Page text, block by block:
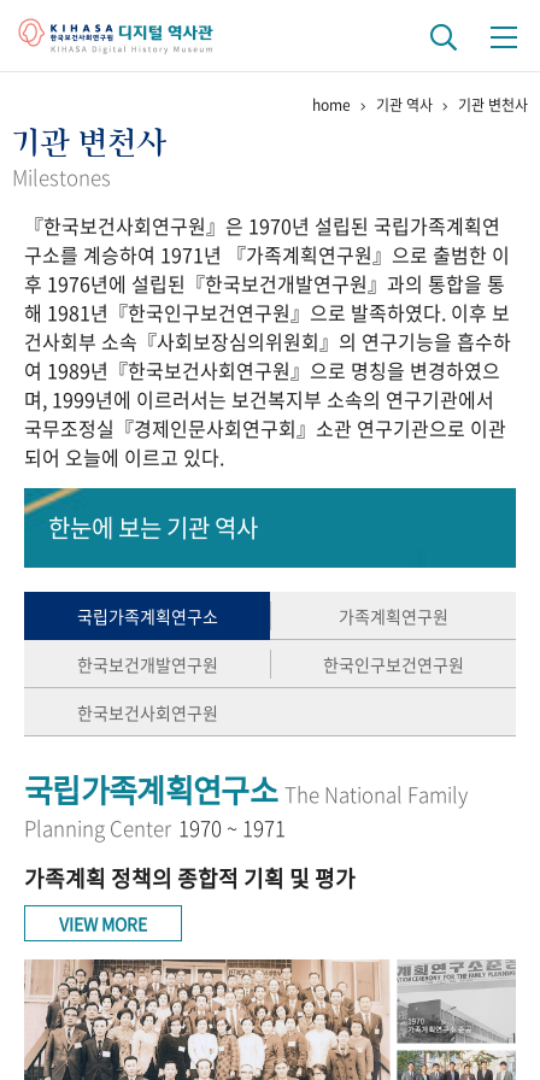
걸어온 길 기관 변천사
연구 역사
정책과 연구 키워드로 보는 연구 역사
연구자들
간행물 변천사
기록물 아카이브
사진 아카이브 문서 기록물 행정박물 영상 기록물
50+1 주년 기념
세계와 함께 한 KIHASA
VR 역사관
home 기관 역사 기관 변천사
기관 변천사
Milestones
『한국보건사회연구원』은 1970년 설립된 국립가족계획연
구소를 계승하여 1971년 『가족계획연구원』으로 출범한 이
후 1976년에 설립된『한국보건개발연구원』과의 통합을 통
해 1981년『한국인구보건연구원』으로 발족하였다. 이후 보
건사회부 소속『사회보장심의위원회』의 연구기능을 흡수하
여 1989년『한국보건사회연구원』으로 명칭을 변경하였으
며, 1999년에 이르러서는 보건복지부 소속의 연구기관에서
국무조정실『경제인문사회연구회』소관 연구기관으로 이관
되어 오늘에 이르고 있다.
한눈에 보는기관 역사
국립가족계획연구소
가족계획연구원
한국보건개발연구원
한국인구보건연구원
한국보건사회연구원
국립가족계획연구소 The National Family
Planning Center 1970 ~ 1971
가족계획 정책의 종합적 기획 및 평가
VIEW MORE